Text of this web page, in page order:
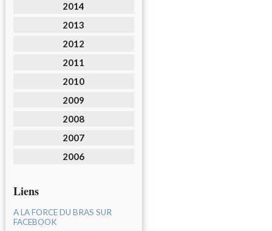
2014
2013
2012
2011
2010
2009
2008
2007
2006
Liens
A LA FORCE DU BRAS SUR
FACEBOOK